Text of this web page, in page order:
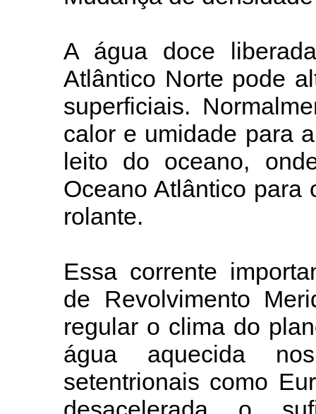
A água doce
Atlântico Norte pode
superficiais.
calor e umidade para
leito do oceano,
Oceano Atlântico para
rolante.
Essa corrente
de Revolvimento
regular o clima do
água aquecida
setentrionais como